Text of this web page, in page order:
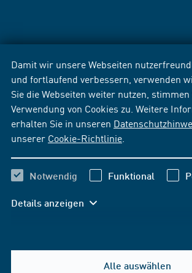
Damit wir unsere Webseiten
und fortlaufend verbessern, verwenden
Sie die Webseiten weiter nutzen,
Verwendung von Cookies zu. Weitere
erhalten Sie in unseren
unserer Cookie-Richtlinie
Notwendig Funktional
Details anzeigen
Alle auswählen